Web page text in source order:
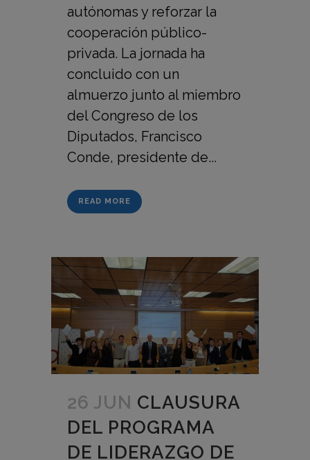
autónomas y reforzar la
cooperación público-
privada. La jornada ha
concluido con un
almuerzo junto al miembro
del Congreso de los
Diputados, Francisco
Conde, presidente de...
READ MORE
26 JUN CLAUSURA
DEL PROGRAMA
DE LIDERAZGO DE